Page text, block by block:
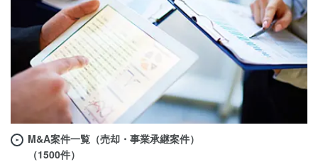
M&A案件一覧（売却・事業承継案件）
（1500件）